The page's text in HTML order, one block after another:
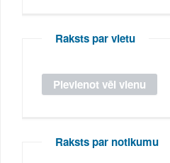
Raksts par vietu
Raksts par notikumu